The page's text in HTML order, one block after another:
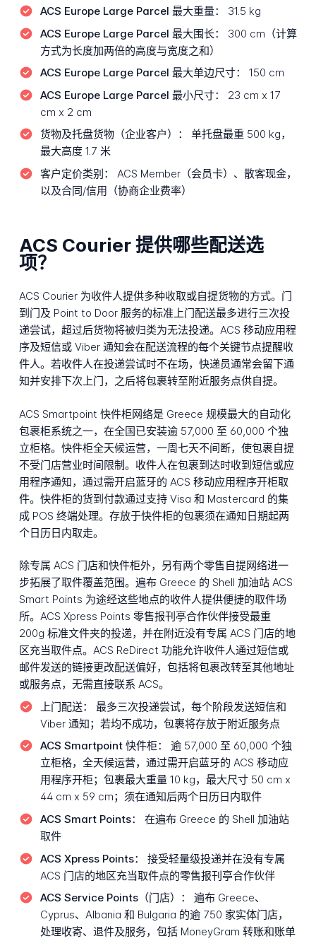
ACS Europe Large Parcel 最大重量：
31.5 kg
ACS Europe Large Parcel 最大围长：
300 cm（计算
方式为长度加两倍的高度与宽度之和）
ACS Europe Large Parcel 最大单边尺寸：
150 cm
ACS Europe Large Parcel 最小尺寸：
23 cm x 17
cm x 2 cm
货物及托盘货物（企业客户）：
单托盘最重 500 kg，
最大高度 1.7 米
客户定价类别：
ACS Member（会员卡）、散客现金，
以及合同/信用（协商企业费率）
ACS Courier 提供哪些配送选
项？
ACS Courier 为收件人提供多种收取或自提货物的方式。门
到门及 Point to Door 服务的标准上门配送最多进行三次投
递尝试，超过后货物将被归类为无法投递。ACS 移动应用程
序及短信或 Viber 通知会在配送流程的每个关键节点提醒收
件人。若收件人在投递尝试时不在场，快递员通常会留下通
知并安排下次上门，之后将包裹转至附近服务点供自提。
ACS Smartpoint 快件柜网络是 Greece 规模最大的自动化
包裹柜系统之一，在全国已安装逾 57,000 至 60,000 个独
立柜格。快件柜全天候运营，一周七天不间断，使包裹自提
不受门店营业时间限制。收件人在包裹到达时收到短信或应
用程序通知，通过需开启蓝牙的 ACS 移动应用程序开柜取
件。快件柜的货到付款通过支持 Visa 和 Mastercard 的集
成 POS 终端处理。存放于快件柜的包裹须在通知日期起两
个日历日内取走。
除专属 ACS 门店和快件柜外，另有两个零售自提网络进一
步拓展了取件覆盖范围。遍布 Greece 的 Shell 加油站 ACS
Smart Points 为途经这些地点的收件人提供便捷的取件场
所。ACS Xpress Points 零售报刊亭合作伙伴接受最重
200g 标准文件夹的投递，并在附近没有专属 ACS 门店的地
区充当取件点。ACS ReDirect 功能允许收件人通过短信或
邮件发送的链接更改配送偏好，包括将包裹改转至其他地址
或服务点，无需直接联系 ACS。
上门配送：
最多三次投递尝试，每个阶段发送短信和
Viber 通知；若均不成功，包裹将存放于附近服务点
ACS Smartpoint 快件柜：
逾 57,000 至 60,000 个独
立柜格，全天候运营，通过需开启蓝牙的 ACS 移动应
用程序开柜；包裹最大重量 10 kg，最大尺寸 50 cm x
44 cm x 59 cm；须在通知后两个日历日内取件
ACS Smart Points：
在遍布 Greece 的 Shell 加油站
取件
ACS Xpress Points：
接受轻量级投递并在没有专属
ACS 门店的地区充当取件点的零售报刊亭合作伙伴
ACS Service Points（门店）：
遍布 Greece、
Cyprus、Albania 和 Bulgaria 的逾 750 家实体门店，
处理收寄、退件及服务，包括 MoneyGram 转账和账单